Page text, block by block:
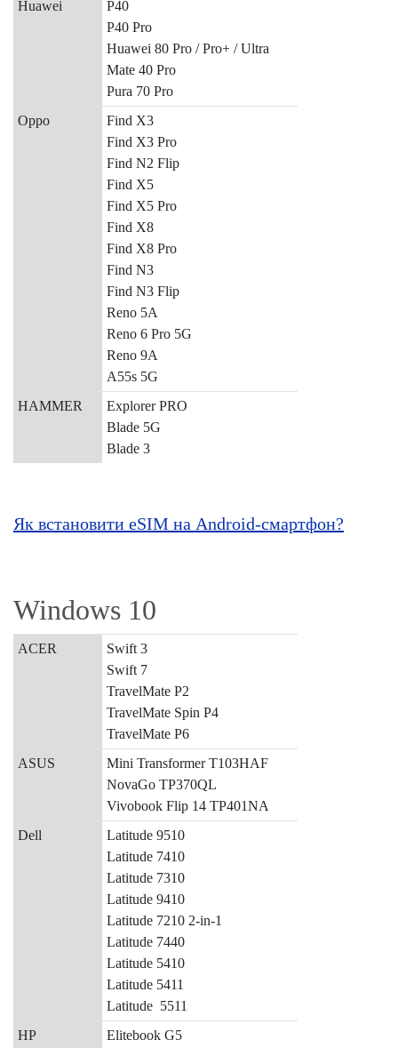
Huawei
P40
P40 Pro
Huawei 80 Pro / Pro+ / Ultra
Mate 40 Pro
Pura 70 Pro
Oppo
Find X3
Find X3 Pro
Find N2 Flip
Find X5
Find X5 Pro
Find X8
Find X8 Pro
Find N3
Find N3 Flip
Reno 5A
Reno 6 Pro 5G
Reno 9A
A55s 5G
HAMMER
Explorer PRO
Blade 5G
Blade 3
Як встановити eSIM на Android-смартфон?
Windows 10
ACER
Swift 3
Swift 7
TravelMate P2
TravelMate Spin P4
TravelMate P6
ASUS
Mini Transformer T103HAF
NovaGo TP370QL
Vivobook Flip 14 TP401NA
Dell
Latitude 9510
Latitude 7410
Latitude 7310
Latitude 9410
Latitude 7210 2-in-1
Latitude 7440
Latitude 5410
Latitude 5411
Latitude 5511
HP
Elitebook G5